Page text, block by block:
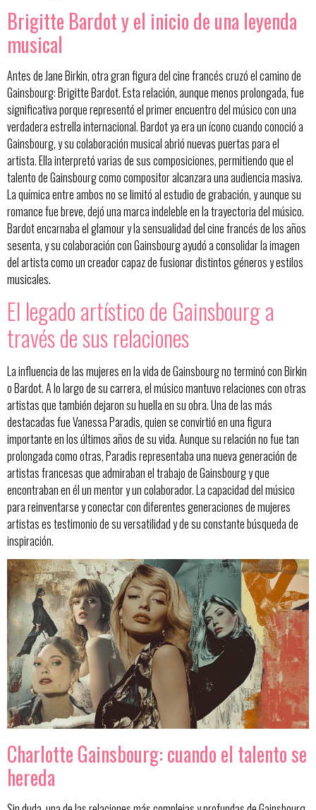
Brigitte Bardot y el inicio de una leyenda
musical
Antes de Jane Birkin, otra gran figura del cine francés cruzó el camino de
Gainsbourg: Brigitte Bardot. Esta relación, aunque menos prolongada, fue
significativa porque representó el primer encuentro del músico con una
verdadera estrella internacional. Bardot ya era un ícono cuando conoció a
Gainsbourg, y su colaboración musical abrió nuevas puertas para el
artista. Ella interpretó varias de sus composiciones, permitiendo que el
talento de Gainsbourg como compositor alcanzara una audiencia masiva.
La química entre ambos no se limitó al estudio de grabación, y aunque su
romance fue breve, dejó una marca indeleble en la trayectoria del músico.
Bardot encarnaba el glamour y la sensualidad del cine francés de los años
sesenta, y su colaboración con Gainsbourg ayudó a consolidar la imagen
del artista como un creador capaz de fusionar distintos géneros y estilos
musicales.
El legado artístico de Gainsbourg a
través de sus relaciones
La influencia de las mujeres en la vida de Gainsbourg no terminó con Birkin
o Bardot. A lo largo de su carrera, el músico mantuvo relaciones con otras
artistas que también dejaron su huella en su obra. Una de las más
destacadas fue Vanessa Paradis, quien se convirtió en una figura
importante en los últimos años de su vida. Aunque su relación no fue tan
prolongada como otras, Paradis representaba una nueva generación de
artistas francesas que admiraban el trabajo de Gainsbourg y que
encontraban en él un mentor y un colaborador. La capacidad del músico
para reinventarse y conectar con diferentes generaciones de mujeres
artistas es testimonio de su versatilidad y de su constante búsqueda de
inspiración.
Charlotte Gainsbourg: cuando el talento se
hereda